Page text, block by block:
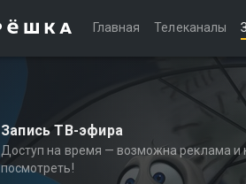
Главная Телеканалы
Запись ТВ-эфира
Доступ на время — возможна реклама и
посмотреть!